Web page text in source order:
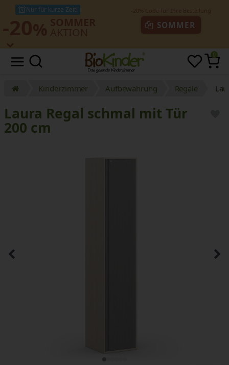
Nur für kurze Zeit!
SOMMER
0
Kinderzimmer Aufbewahrung Regale
Laura Regal schmal mit Tür
200 cm